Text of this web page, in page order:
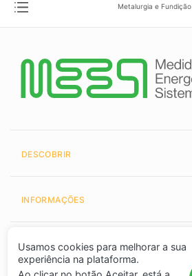
Metalurgia e Fundição
DESCOBRIR
INFORMAÇÕES
PARCEIROS
Usamos cookies para melhorar a sua
experiência na plataforma.